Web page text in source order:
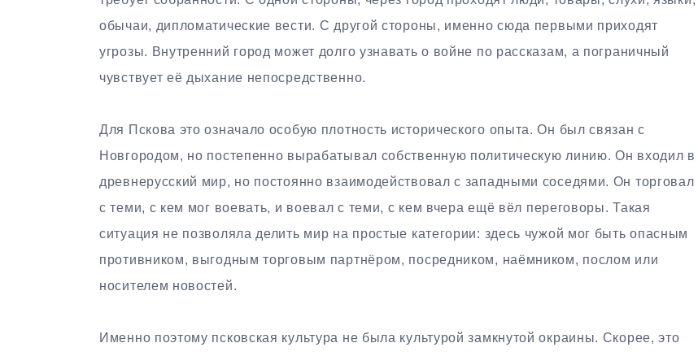
обычаи, дипломатические вести. С другой стороны, именно сюда первыми приходят
угрозы. Внутренний город может долго узнавать о войне по рассказам, а пограничный
чувствует её дыхание непосредственно.
Для Пскова это означало особую плотность исторического опыта. Он был связан с
Новгородом, но постепенно вырабатывал собственную политическую линию. Он входил в
древнерусский мир, но постоянно взаимодействовал с западными соседями. Он торговал
с теми, с кем мог воевать, и воевал с теми, с кем вчера ещё вёл переговоры. Такая
ситуация не позволяла делить мир на простые категории: здесь чужой мог быть опасным
противником, выгодным торговым партнёром, посредником, наёмником, послом или
носителем новостей.
Именно поэтому псковская культура не была культурой замкнутой окраины. Скорее, это